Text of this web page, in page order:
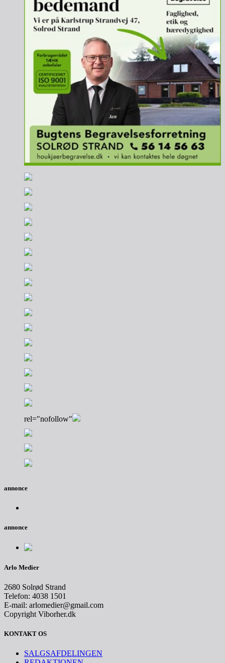
rel="nofollow"
annonce
annonce
Arlo Medier
2680 Solrød Strand
Telefon: 4038 1501
E-mail: arlomedier@gmail.com
Copyright Viborher.dk
KONTAKT OS
SALGSAFDELINGEN